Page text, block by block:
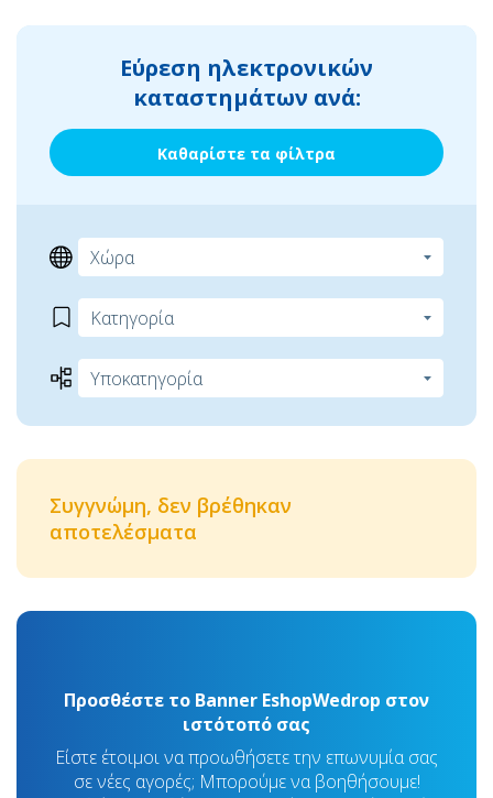
Εύρεση ηλεκτρονικών
καταστημάτων ανά:
Καθαρίστε τα φίλτρα
Συγγνώμη, δεν βρέθηκαν
αποτελέσματα
Προσθέστε το Banner EshopWedrop στον
ιστότοπό σας
Είστε έτοιμοι να προωθήσετε την επωνυμία σας
σε νέες αγορές; Μπορούμε να βοηθήσουμε!